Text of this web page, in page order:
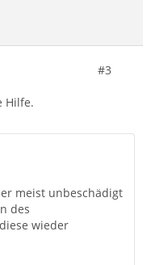
#3
Hilfe.
meist unbeschädigt
des
wieder